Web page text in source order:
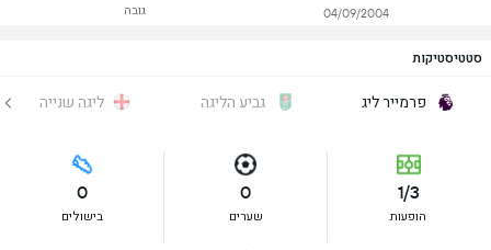
04/09/2004 גובה
סטטיסטיקות
פרמייר ליג גביע הליגה ליגה שנייה
1/3
הופעות
0
שערים
0
בישולים